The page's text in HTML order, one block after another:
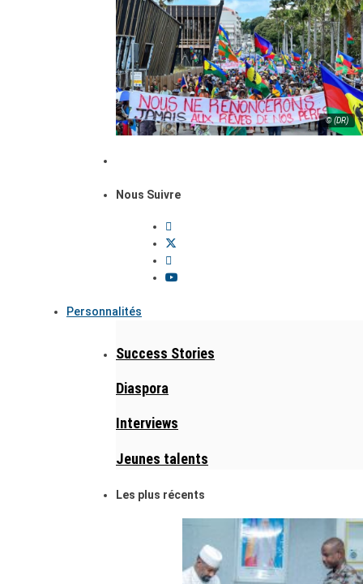
© (DR)
Nous Suivre
Personnalités
Success Stories
Diaspora
Interviews
Jeunes talents
Les plus récents